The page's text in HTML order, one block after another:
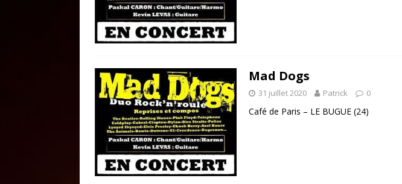
Mad Dogs
31 juillet 2020 Patrick 0
Café de Paris – LE BUGUE (24)